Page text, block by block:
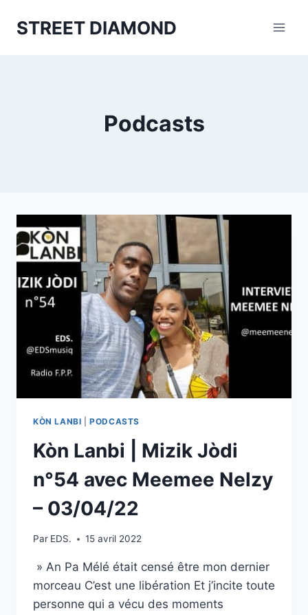
STREET DIAMOND
Podcasts
KÒN LANBI |PODCASTS
Kòn Lanbi | Mizik Jòdi
n°54 avec Meemee Nelzy
– 03/04/22
Par EDS. 15 avril 2022
» An Pa Mélé était censé être mon dernier
morceau C’est une libération Et j’incite toute
personne qui a vécu des moments